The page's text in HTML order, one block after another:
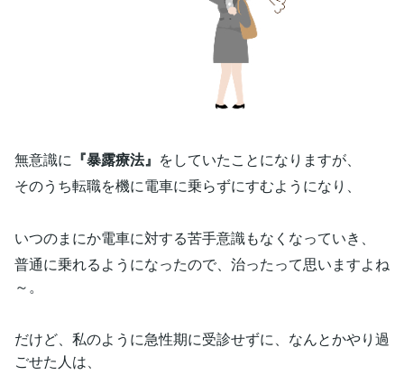
無意識に 『暴露療法』 をしていたことになりますが、
そのうち転職を機に電車に乗らずにすむようになり、
いつのまにか電車に対する苦手意識もなくなっていき、
普通に乗れるようになったので、治ったって思いますよね
～。
だけど、私のように急性期に受診せずに、なんとかやり過
ごせた人は、